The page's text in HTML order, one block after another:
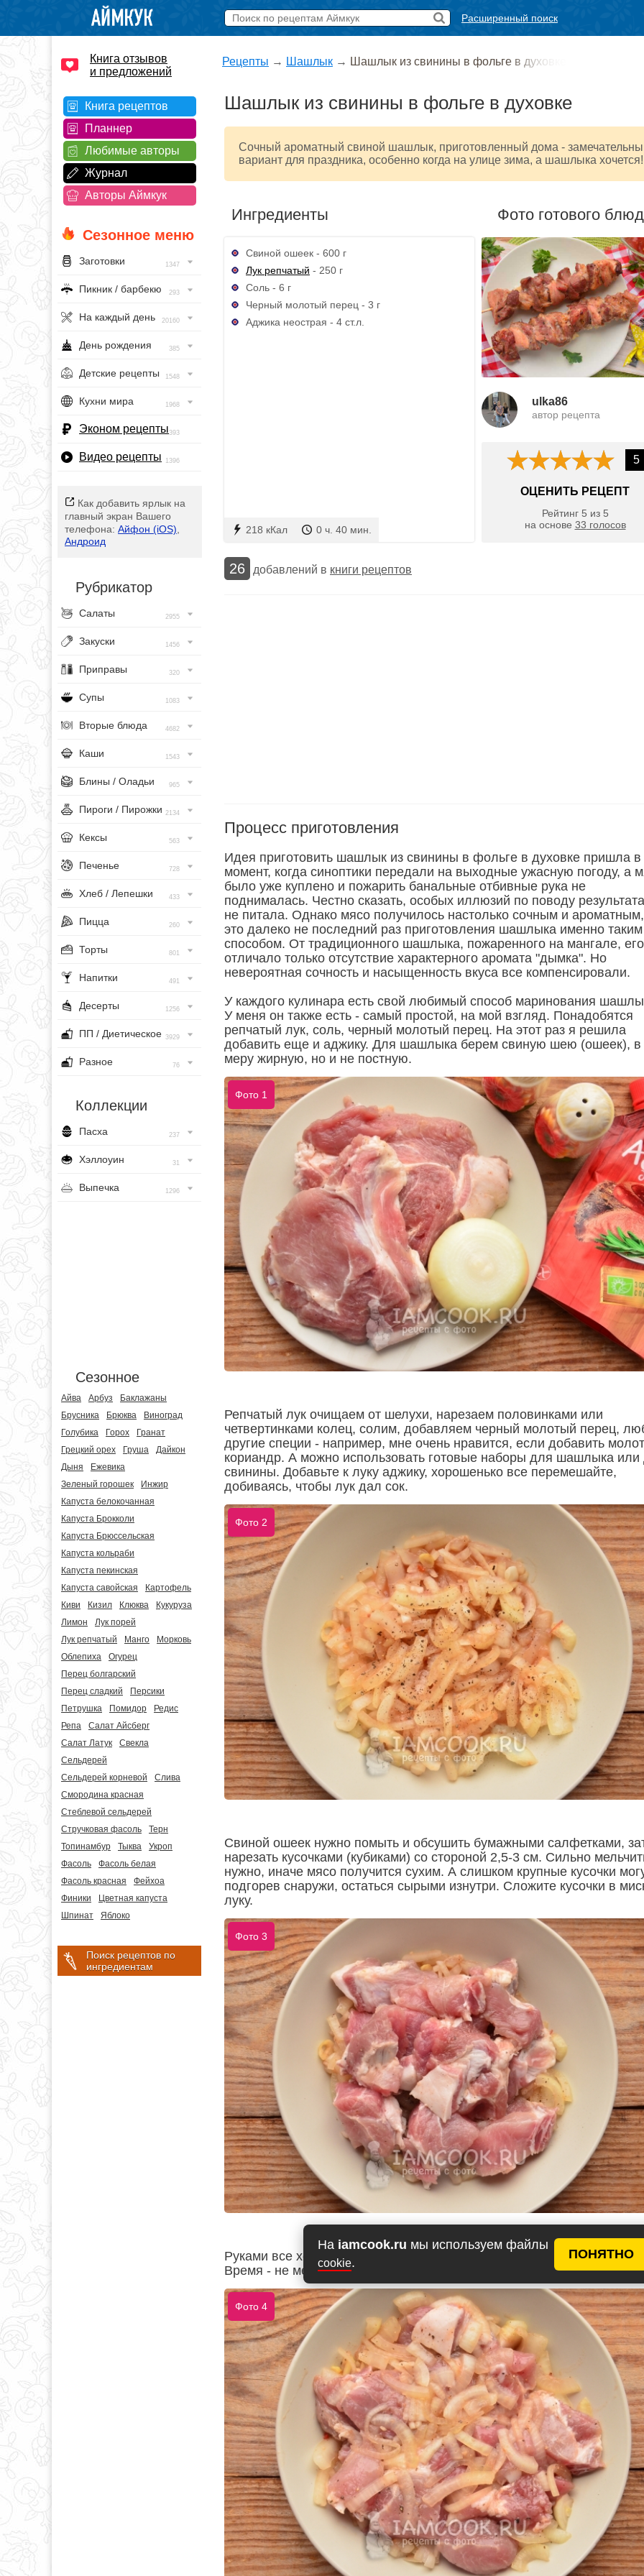
На iamcook.ru мы используем файлы
cookie.
ПОНЯТНО
Расширенный поиск
Книга отзывов
и предложений
Книга рецептов
Планнер
Любимые авторы
Журнал
Авторы Аймкук
Сезонное меню
Заготовки 1347
Пикник / барбекю 293
На каждый день 20160
День рождения 385
Детские рецепты 1548
Кухни мира 1968
Эконом рецепты393
Видео рецепты 1396
Как добавить ярлык на
главный экран Вашего
телефона: Айфон (iOS)
Андроид
Рубрикатор
Салаты 2955
Закуски 1456
Приправы 320
Супы 1083
Вторые блюда 4682
Каши 1543
Блины / Оладьи 965
Пироги / Пирожки 2134
Кексы 563
Печенье 728
Хлеб / Лепешки 433
Пицца 260
Торты 801
Напитки 491
Десерты 1256
ПП / Диетическое 3929
Разное 76
Коллекции
Пасха 237
Хэллоуин 31
Выпечка 1296
Сезонное
Айва Арбуз
Баклажаны
Брусника
Брюква
Виноград
Голубика
Горох
Гранат
Грецкий орех
Груша
Дайкон
Дыня
Ежевика
Зеленый горошек
Инжир
Капуста белокочанная
Капуста Брокколи
Капуста Брюссельская
Капуста кольраби
Капуста пекинская
Капуста савойская
Картофель
Киви
Кизил Клюква
Кукуруза
Лимон
Лук порей
Лук репчатый
Манго
Морковь
Облепиха
Огурец
Перец болгарский
Перец сладкий
Персики
Петрушка
Помидор
Редис
Репа
Салат Айсберг
Салат Латук
Свекла
Сельдерей
Сельдерей корневой
Слива
Смородина красная
Стеблевой сельдерей
Стручковая фасоль
Терн
Топинамбур
Тыква
Укроп
Фасоль
Фасоль белая
Фасоль красная
Фейхоа
Финики
Цветная капуста
Шпинат
Яблоко
Поиск рецептов по
ингредиентам
Рецепты → Шашлык → Шашлык из свинины в фольге в духовке
Шашлык из свинины в фольге в духовке
Сочный ароматный свиной шашлык, приготовленный дома -
вариант для праздника, особенно когда на улице зима, а шашлыка хочется!
Ингредиенты
Свиной ошеек - 600 г
Лук репчатый - 250 г
Соль - 6 г
Черный молотый перец - 3 г
Аджика неострая - 4 ст.л.
218 кКал 0 ч. 40 мин.
Фото готового
ulka86
автор рецепта
5
ОЦЕНИТЬ РЕЦЕПТ
Рейтинг 5 из 5
на основе 33 голосов
26 добавлений в книги рецептов
Процесс приготовления
Идея приготовить шашлык из свинины в фольге в духовке пришла в
момент, когда синоптики передали на выходные ужасную погоду, а
было уже куплено и пожарить банальные отбивные рука не
поднималась. Честно сказать, особых иллюзий по поводу
не питала. Однако мясо получилось настолько сочным и
это далеко не последний раз приготовления шашлыка именно таким
способом. От традиционного шашлыка, пожаренного на мангале, его
отличало только отсутствие характерного аромата "дымка". Но
невероятная сочность и насыщенность вкуса все компенсировали.
У каждого кулинара есть свой любимый способ маринования
У меня он также есть - самый простой, на мой взгляд. Понадобятся
репчатый лук, соль, черный молотый перец. На этот раз я решила
добавить еще и аджику. Для шашлыка берем свиную шею (ошеек), в
меру жирную, но и не постную.
Фото 1
Репчатый лук очищаем от шелухи, нарезаем половинками или
четвертинками колец, солим, добавляем черный молотый перец,
другие специи - например, мне очень нравится, если добавить
кориандр. А можно использовать готовые наборы для шашлыка или
свинины. Добавьте к луку аджику, хорошенько все перемешайте,
добиваясь, чтобы лук дал сок.
Фото 2
Свиной ошеек нужно помыть и обсушить бумажными салфетками,
нарезать кусочками (кубиками) со стороной 2,5-3 см. Сильно
нужно, иначе мясо получится сухим. А слишком крупные кусочки
подгорев снаружи, остаться сырыми изнутри. Сложите кусочки в
луку.
Фото 3
Руками все хорошенько перемешайте и уберите в прохладное
Время - не меньше двух часов, а можно и на ночь оставить.
Фото 4